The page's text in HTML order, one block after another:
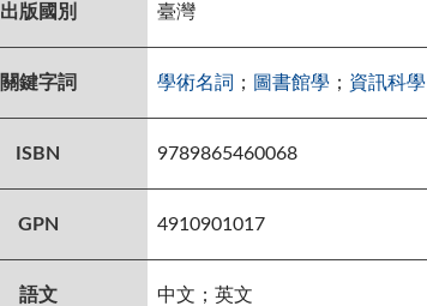
出版國別 臺灣
關鍵字詞 學術名詞 ； 圖書館學 ； 資訊科學
ISBN 9789865460068
GPN 4910901017
語文 中文；英文